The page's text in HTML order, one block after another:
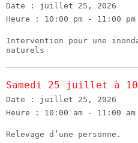
Date : juillet 25, 2026
Heure : 10:00 pm - 11:00 pm
Intervention pour une
naturels
Samedi 25 juillet à
Date : juillet 25, 2026
Heure : 10:00 am - 11:00 am
Relevage d’une personne.